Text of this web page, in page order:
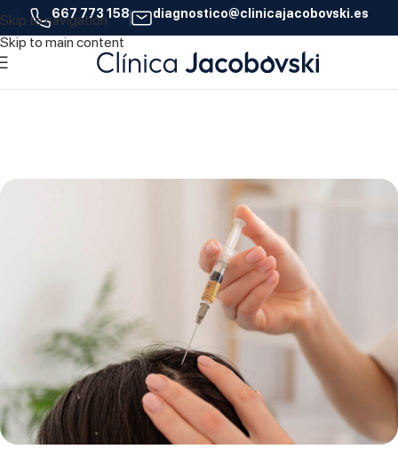
Skip to navigation
Skip to main content
667 773 158 diagnostico@clinicajacobovski.es
21
OCT